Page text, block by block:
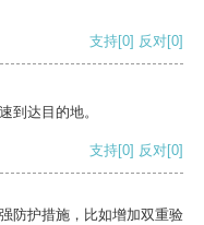
支持[0] 反对[0]
到达目的地。
支持[0] 反对[0]
防护措施，比如增加双重验